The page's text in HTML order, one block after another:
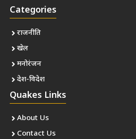
Categories
राजनीति
खेल
मनोरंजन
देश-विदेश
Quakes Links
About Us
Contact Us